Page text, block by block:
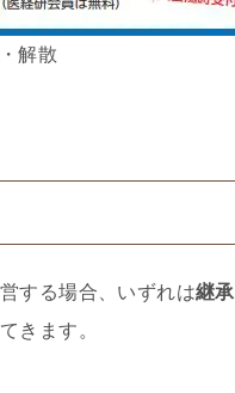
解散
する場合、いずれは継承
きます。